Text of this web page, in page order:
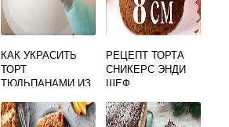
КАК УКРАСИТЬ
ТОРТ
ТЮЛЬПАНАМИ ИЗ
РЕЦЕПТ ТОРТА
СНИКЕРС ЭНДИ
ШЕФ